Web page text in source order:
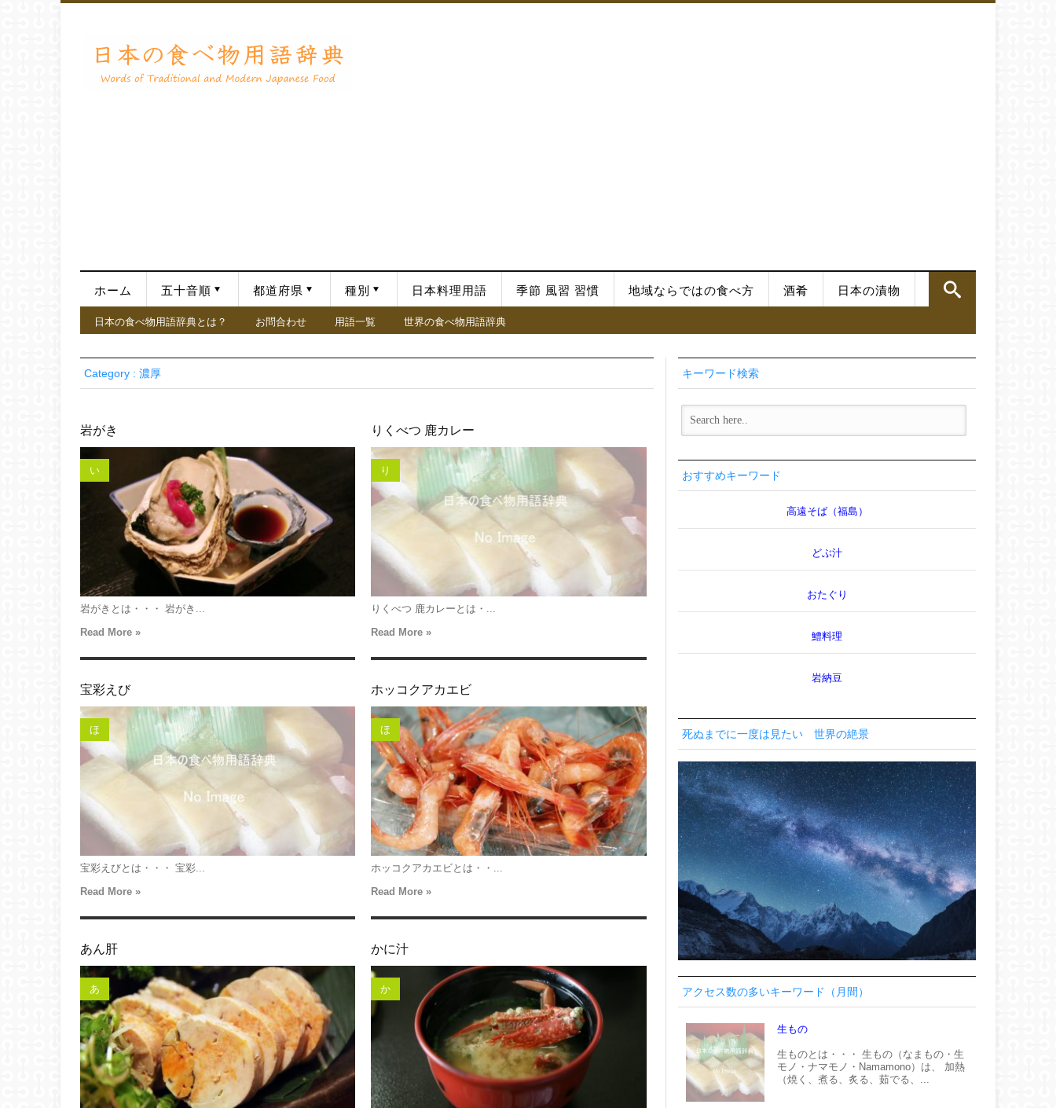
ホーム 五十音順 都道府県 種別 日本料理用語 季節 風習 習慣 地域ならではの食べ方 酒肴 日本の漬物
日本の食べ物用語辞典とは？ お問合わせ 用語一覧 世界の食べ物用語辞典
Category : 濃厚
岩がき
い
岩がきとは・・・ 岩がき...
Read More »
りくべつ 鹿カレー
り
りくべつ 鹿カレーとは・...
Read More »
宝彩えび
ほ
宝彩えびとは・・・ 宝彩...
Read More »
ホッコクアカエビ
ほ
ホッコクアカエビとは・・...
Read More »
あん肝
あ
かに汁
か
キーワード検索
おすすめキーワード
高遠そば（福島）
どぶ汁
おたぐり
鱧料理
岩納豆
死ぬまでに一度は見たい 世界の絶景
アクセス数の多いキーワード（月間）
生もの
生ものとは・・・ 生もの（なまもの・生
モノ・ナマモノ・Namamono）は、 加熱
（焼く、煮る、炙る、茹でる、...